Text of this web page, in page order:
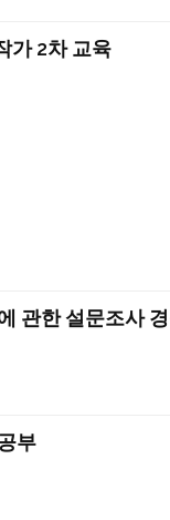
가 2차 교육
관한 설문조사
부